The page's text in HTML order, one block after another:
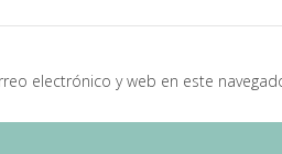
electrónico y web en este